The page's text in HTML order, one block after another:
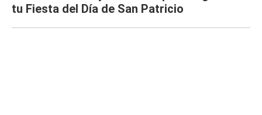
tu Fiesta del Día de San Patricio